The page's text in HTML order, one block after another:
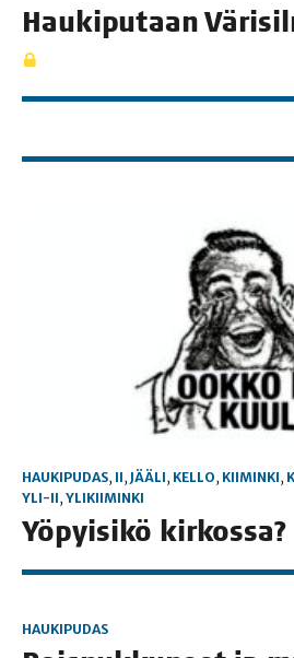
Hau­ki­pu­taan
HAUKIPUDAS, II, JÄÄLI, KELLO, KIIMINKI,
YLI-II, YLIKIIMINKI
Yöpyi­si­kö kirkossa?
HAUKIPUDAS